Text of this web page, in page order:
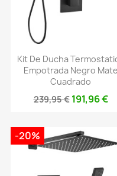
Kit De Ducha
Empotrada Negro Mate
Cuadrado
239,95 € 191,96 €
-20%